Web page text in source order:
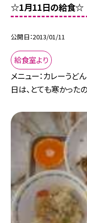
☆1月11日の給食☆
公開日 2013/01/11
給食室より
メニュー：カレーうど
日は、とても寒かった